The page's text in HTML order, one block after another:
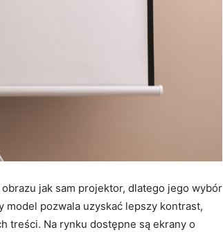
jak sam projektor, dlatego jego wybór
pozwala uzyskać lepszy kontrast,
treści. Na rynku dostępne są ekrany o